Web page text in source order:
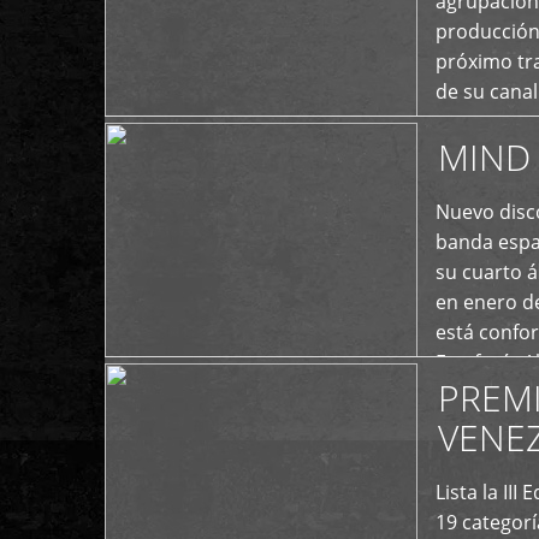
próximo
de su
momento
MIND
Nuevo
banda
su cuarto
en enero
está
Estefanía
Lista la III
19